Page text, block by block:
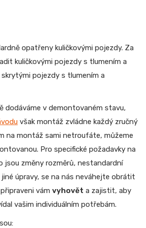
opatřeny kuličkovými pojezdy. Za
kuličkovými pojezdy s tlumením a
pojezdy s tlumením a
dodáváme v demontovaném stavu,
však montáž zvládne každý zručný
na montáž sami netroufáte, můžeme
Pro specifické požadavky na
jsou změny rozměrů, nestandardní
úpravy, se na nás neváhejte obrátit
vám vyhovět a zajistit, aby
vašim individuálním potřebám.